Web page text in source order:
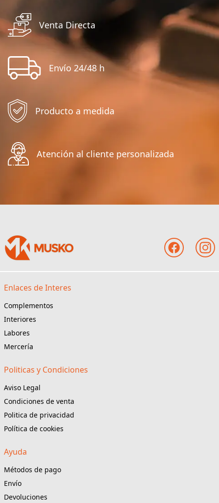
Venta Directa
Envío 24/48 h
Producto a medida
Atención al cliente personalizada
Enlaces de Interes
Complementos
Interiores
Labores
Mercería
Politicas y Condiciones
Aviso Legal
Condiciones de venta
Politica de privacidad
Política de cookies
Ayuda
Métodos de pago
Envío
Devoluciones